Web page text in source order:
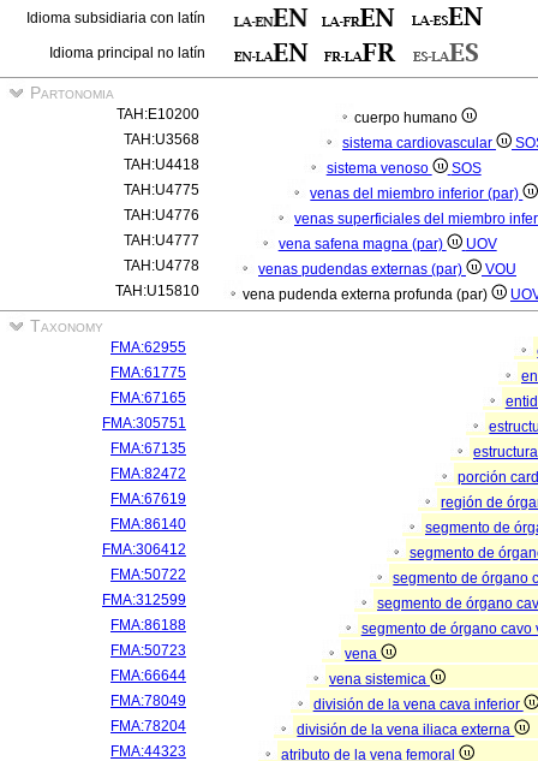
Idioma subsidiaria con latín
Idioma principal no latín
Partonomia
TAH:E10200
cuerpo humano
TAH:U3568
sistema cardiovascular
TAH:U4418
sistema venoso
SOS
TAH:U4775
venas del miembro inferior (par)
TAH:U4776
venas superficiales del miembro
TAH:U4777
vena safena magna (par)
UOV
TAH:U4778
venas pudendas externas (par)
VOU
TAH:U15810
vena pudenda externa profunda (par)
Taxonomy
FMA:62955
FMA:61775
FMA:67165
FMA:305751
FMA:67135
FMA:82472
porción
FMA:67619
región de
FMA:86140
segmento de
FMA:306412
segmento de
FMA:50722
segmento de órgano
FMA:312599
segmento de órgano
FMA:86188
segmento de órgano cavo
FMA:50723
vena
FMA:66644
vena sistemica
FMA:78049
división de la vena cava inferior
FMA:78204
división de la vena iliaca externa
FMA:44323
atributo de la vena femoral